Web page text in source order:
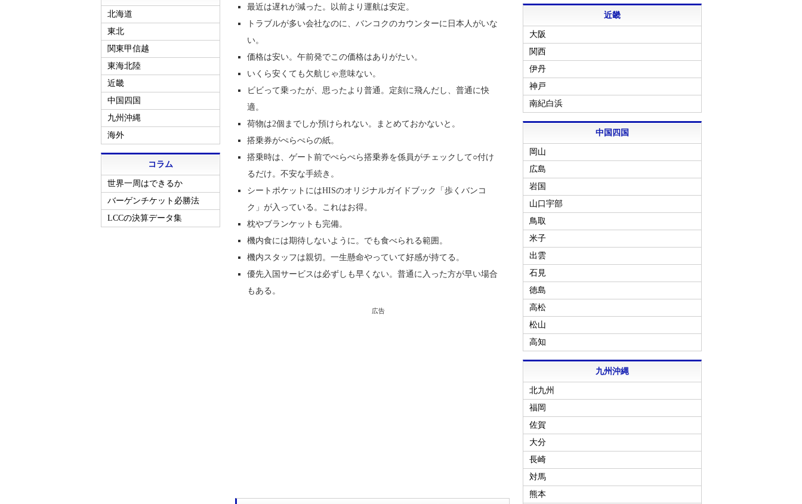
最近は遅れが減った。以前より運航は安定。
トラブルが多い会社なのに、バンコクのカウンターに日本人がいな
い。
価格は安い。午前発でこの価格はありがたい。
いくら安くても欠航じゃ意味ない。
ビビって乗ったが、思ったより普通。定刻に飛んだし、普通に快
適。
荷物は2個までしか預けられない。まとめておかないと。
搭乗券がぺらぺらの紙。
搭乗時は、ゲート前でぺらぺら搭乗券を係員がチェックして○付け
るだけ。不安な手続き。
シートポケットにはHISのオリジナルガイドブック「歩くバンコ
ク」が入っている。これはお得。
枕やブランケットも完備。
機内食には期待しないように。でも食べられる範囲。
機内スタッフは親切。一生懸命やっていて好感が持てる。
優先入国サービスは必ずしも早くない。普通に入った方が早い場合
もある。
広告
北海道
東北
関東甲信越
東海北陸
近畿
中国四国
九州沖縄
海外
コラム
世界一周はできるか
バーゲンチケット必勝法
LCCの決算データ集
近畿
大阪
関西
伊丹
神戸
南紀白浜
中国四国
岡山
広島
岩国
山口宇部
鳥取
米子
出雲
石見
徳島
高松
松山
高知
九州沖縄
北九州
福岡
佐賀
大分
長崎
対馬
熊本